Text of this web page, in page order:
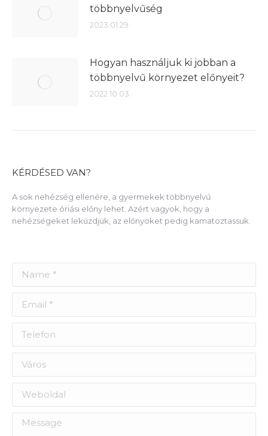
többnyelvűség
2023.01.29.
Hogyan használjuk ki jobban a
többnyelvű környezet előnyeit?
2022.10.03.
KÉRDÉSED VAN?
A sok nehézség ellenére, a gyermekek többnyelvű
környezete óriási előny lehet. Azért vagyok, hogy a
nehézségeket leküzdjük, az előnyöket pedig kamatoztassuk.
Message